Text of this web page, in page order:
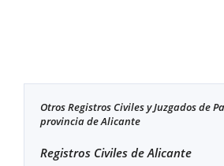
Otros Registros Civiles y Juzgados de
provincia de Alicante
Registros Civiles de Alicante